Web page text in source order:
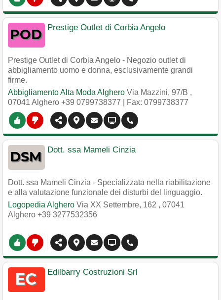
Prestige Outlet di Corbia Angelo
Prestige Outlet di Corbia Angelo - Negozio outlet di
abbigliamento uomo e donna, esclusivamente grandi
firme.
Abbigliamento Alta Moda Alghero Via Mazzini, 97/B ,
07041 Alghero +39 0799738377 | Fax: 0799738377
Dott. ssa Mameli Cinzia
Dott. ssa Mameli Cinzia - Specializzata nella riabilitazione
e alla valutazione funzionale dei disturbi del linguaggio.
Logopedia Alghero Via XX Settembre, 162 , 07041
Alghero +39 3277532356
Edilbarry Costruzioni Srl